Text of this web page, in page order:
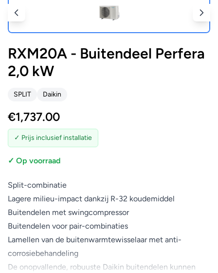
RXM20A - Buitendeel Perfera
2,0 kW
SPLIT Daikin
€1,737.00
✓ Prijs inclusief installatie
✓ Op voorraad
Split-combinatie
Lagere milieu-impact dankzij R-32 koudemiddel
Buitendelen met swingcompressor
Buitendelen voor pair-combinaties
Lamellen van de buitenwarmtewisselaar met anti-
corrosiebehandeling
De onopvallende, robuuste Daikin buitendelen kunnen